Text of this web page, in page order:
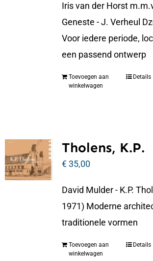
Iris van der Horst
Geneste - J. Verheul
Voor iedere periode,
een passend ontwerp
Toevoegen aan
winkelwagen
Details
Tholens, K.P.
€35,00
David Mulder - K.P.
1971) Moderne
traditionele vormen
Toevoegen aan
winkelwagen
Details